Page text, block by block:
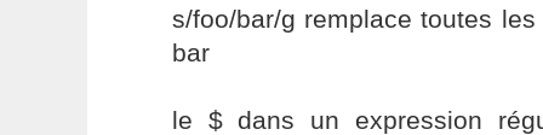
s/foo/bar/g remplace toutes
bar
le $ dans un expression